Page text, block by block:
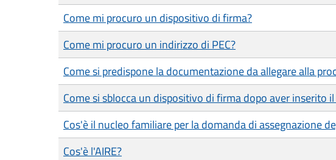
Come mi procuro un dispositivo di firma?
Come mi procuro un indirizzo di PEC?
Come si predispone la documentazione da allegare alla
Come si sblocca un dispositivo di firma dopo aver inserito
Cos'è il nucleo familiare per la domanda di assegnazione
Cos'è l'AIRE?